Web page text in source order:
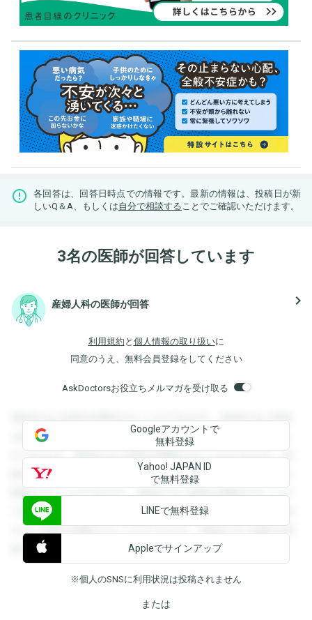
各回答は、回答日時点での情報です。最新の情報は、投稿日が新
しいQ＆A、もしくは自分で相談することでご確認いただけます。
3名の医師が回答しています
産婦人科の医師が回答 navigate_next
利用規約 と 個人情報の取り扱いに
同意のうえ、無料会員登録をしてください
AskDoctorsお役立ちメルマガを受け取る
登録すると回答を閲覧することができます。登録すると回答
を閲覧することができます。登録すると回答を閲覧すること
ができます。登録すると回答を閲覧することができます。登
録すると回答を閲覧することができます。登録すると回答を
閲覧することができます。登録すると回答を閲覧することが
できます。登録すると回答を閲覧することができます。登録
すると回答を閲覧することができます。登録すると回答を閲
覧することができます。
Googleアカウントで
無料登録
Yahoo! JAPAN ID
で無料登録
LINEで無料登録
Appleでサインアップ
※個人のSNSに利用状況は投稿されません
または